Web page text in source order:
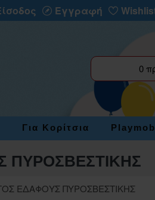
Εγγραφή
0
Για Κορίτσια
ΕΔΑΦΟΥΣ ΠΥΡΟΣΒΕΣΤΙΚΗΣ
ΠΥΡΟΣΒΕΣΤΙΚΗΣ